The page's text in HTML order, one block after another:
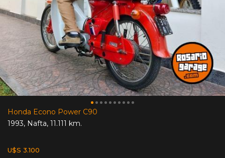
Honda Econo Power C90
1993, Nafta, 11.111 km.
U$S 3.100